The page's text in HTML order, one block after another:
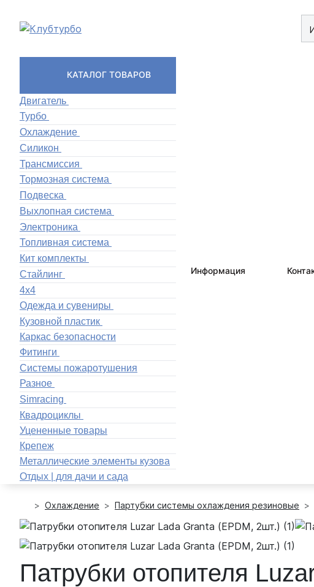
КАТАЛОГ ТОВАРОВ
Двигатель
Турбо
Охлаждение
Силикон
Трансмиссия
Тормозная система
Подвеска
Выхлопная система
Электроника
Топливная система
Кит комплекты
Стайлинг
4x4
Одежда и сувениры
Кузовной пластик
Каркас безопасности
Фитинги
Системы пожаротушения
Разное
Simracing
Квадроциклы
Уцененные товары
Крепеж
Металлические элементы кузова
Отдых | для дачи и сада
Информация
Охлаждение Партубки системы охлаждения резиновые
Патрубки отопителя